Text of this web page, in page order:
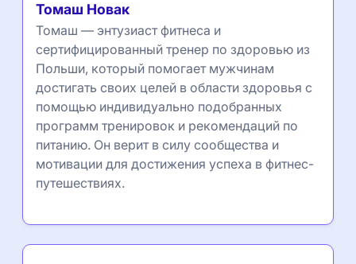
Томаш Новак
Томаш — энтузиаст фитнеса и
сертифицированный тренер по здоровью из
Польши, который помогает мужчинам
достигать своих целей в области здоровья с
помощью индивидуально подобранных
программ тренировок и рекомендаций по
питанию. Он верит в силу сообщества и
мотивации для достижения успеха в фитнес-
путешествиях.